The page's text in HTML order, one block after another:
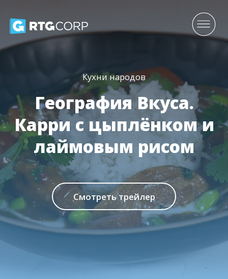
Кухни народов
География Вкуса.
Карри с цыплёнком и
лаймовым рисом
Смотреть трейлер